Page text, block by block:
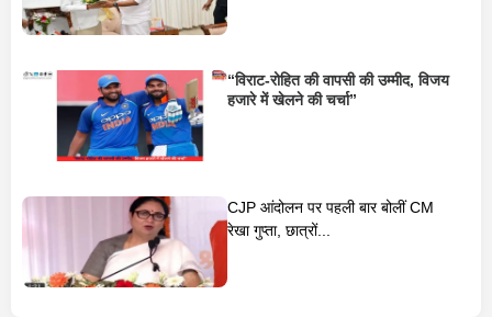
“विराट-रोहित की वापसी की उम्मीद, विजय
हजारे में खेलने की चर्चा”
CJP आंदोलन पर पहली बार बोलीं CM
रेखा गुप्ता, छात्रों...